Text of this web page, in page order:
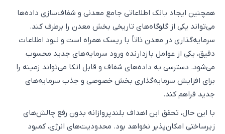
همچنین ایجاد بانک اطلاعاتی جامع معدنی و شفاف‌سازی داده‌ها
می‌تواند یکی از گلوگاه‌های تاریخی بخش معدن را برطرف کند.
سرمایه‌گذاری در معدن ذاتاً با ریسک همراه است و نبود اطلاعات
دقیق، یکی از عوامل بازدارنده ورود سرمایه‌های جدید محسوب
می‌شود. دسترسی به داده‌های شفاف و قابل اتکا می‌تواند زمینه را
برای افزایش سرمایه‌گذاری بخش خصوصی و جذب سرمایه‌های
جدید فراهم کند.
با این حال، تحقق این اهداف بلندپروازانه بدون رفع چالش‌های
زیرساختی امکان‌پذیر نخواهد بود. محدودیت‌های انرژی، کمبود